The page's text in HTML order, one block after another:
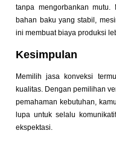
tanpa mengorbankan
bahan baku yang stabil,
ini membuat biaya produksi
Kesimpulan
Memilihjasa konveksi
kualitas. Dengan pemilihan
pemahaman kebutuhan,
lupa untuk selalu
ekspektasi.